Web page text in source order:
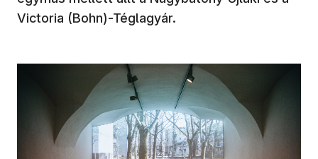
Victoria (Bohn)-Téglagyár.